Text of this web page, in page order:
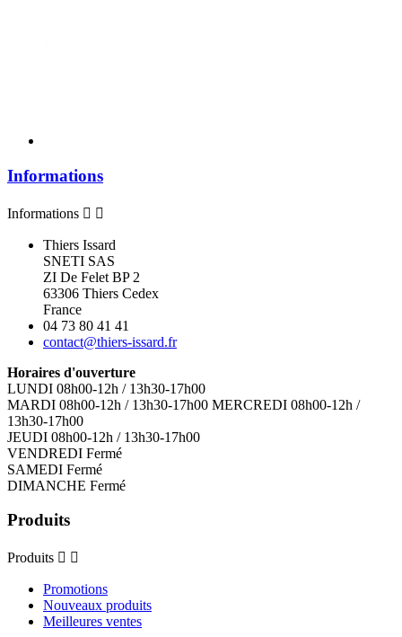
Informations
Informations  
Thiers Issard
SNETI SAS
ZI De Felet BP 2
63306 Thiers Cedex
France
04 73 80 41 41
contact@thiers-issard.fr
Horaires d'ouverture
LUNDI 08h00-12h / 13h30-17h00
MARDI 08h00-12h / 13h30-17h00 MERCREDI 08h00-12h /
13h30-17h00
JEUDI 08h00-12h / 13h30-17h00
VENDREDI Fermé
SAMEDI Fermé
DIMANCHE Fermé
Produits
Produits  
Promotions
Nouveaux produits
Meilleures ventes